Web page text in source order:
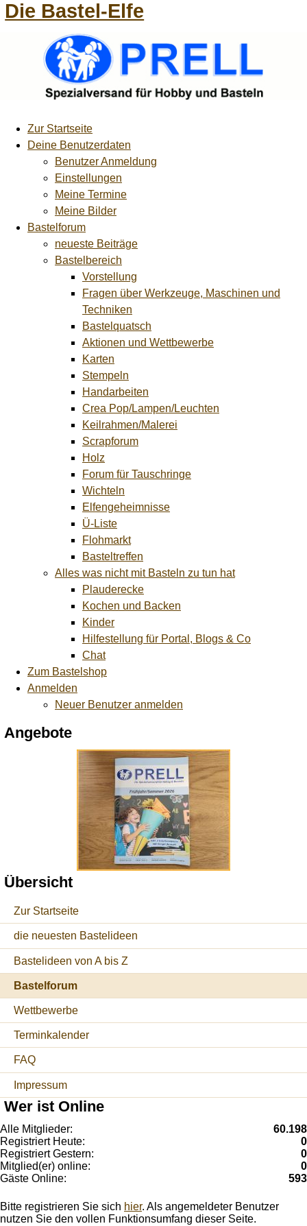
Die Bastel-Elfe
Zur Startseite
Deine Benutzerdaten
Benutzer Anmeldung
Einstellungen
Meine Termine
Meine Bilder
Bastelforum
neueste Beiträge
Bastelbereich
Vorstellung
Fragen über Werkzeuge, Maschinen und
Techniken
Bastelquatsch
Aktionen und Wettbewerbe
Karten
Stempeln
Handarbeiten
Crea Pop/Lampen/Leuchten
Keilrahmen/Malerei
Scrapforum
Holz
Forum für Tauschringe
Wichteln
Elfengeheimnisse
Ü-Liste
Flohmarkt
Basteltreffen
Alles was nicht mit Basteln zu tun hat
Plauderecke
Kochen und Backen
Kinder
Hilfestellung für Portal, Blogs & Co
Chat
Zum Bastelshop
Anmelden
Neuer Benutzer anmelden
Angebote
Übersicht
Zur Startseite
die neuesten Bastelideen
Bastelideen von A bis Z
Bastelforum
Wettbewerbe
Terminkalender
FAQ
Impressum
Wer ist Online
Alle Mitglieder:
60.198
Registriert Heute:
0
Registriert Gestern:
0
Mitglied(er) online:
0
Gäste Online:
593
Bitte registrieren Sie sich hier. Als angemeldeter Benutzer
nutzen Sie den vollen Funktionsumfang dieser Seite.